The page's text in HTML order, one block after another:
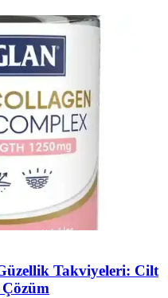
Takviyeleri: Cilt
Çözüm